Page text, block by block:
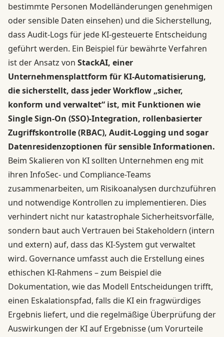
bestimmte Personen Modelländerungen genehmigen
oder sensible Daten einsehen) und die Sicherstellung,
dass Audit-Logs für jede KI-gesteuerte Entscheidung
geführt werden. Ein Beispiel für bewährte Verfahren
ist der Ansatz von StackAI, einer
Unternehmensplattform für KI-Automatisierung,
die sicherstellt, dass jeder Workflow „sicher,
konform und verwaltet“ ist, mit Funktionen wie
Single Sign-On (SSO)-Integration, rollenbasierter
Zugriffskontrolle (RBAC), Audit-Logging und sogar
Datenresidenzoptionen für sensible Informationen.
Beim Skalieren von KI sollten Unternehmen eng mit
ihren InfoSec- und Compliance-Teams
zusammenarbeiten, um Risikoanalysen durchzuführen
und notwendige Kontrollen zu implementieren. Dies
verhindert nicht nur katastrophale Sicherheitsvorfälle,
sondern baut auch Vertrauen bei Stakeholdern (intern
und extern) auf, dass das KI-System gut verwaltet
wird. Governance umfasst auch die Erstellung eines
ethischen KI-Rahmens – zum Beispiel die
Dokumentation, wie das Modell Entscheidungen trifft,
einen Eskalationspfad, falls die KI ein fragwürdiges
Ergebnis liefert, und die regelmäßige Überprüfung der
Auswirkungen der KI auf Ergebnisse (um Vorurteile